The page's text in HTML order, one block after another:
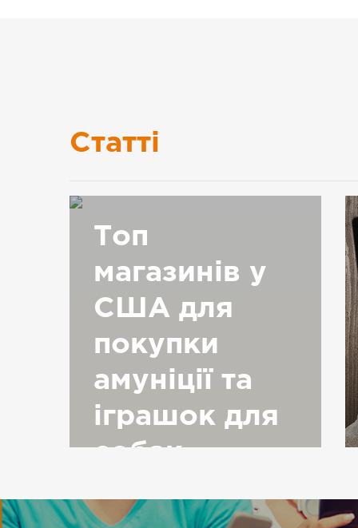
Статті
Топ
магазинів у
США для
покупки
амуніції та
іграшок для
собак